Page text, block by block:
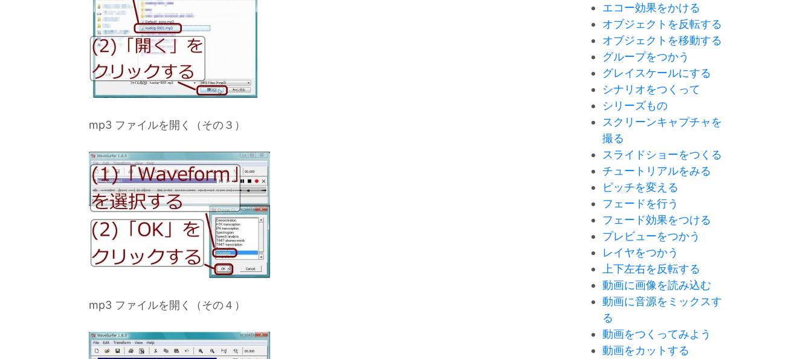
mp3 ファイルを開く（その３）
mp3 ファイルを開く（その４）
エコー効果をかける
オブジェクトを反転する
オブジェクトを移動する
グループをつかう
グレイスケールにする
シナリオをつくって
シリーズもの
スクリーンキャプチャを
撮る
スライドショーをつくる
チュートリアルをみる
ピッチを変える
フェードを行う
フェード効果をつける
プレビューをつかう
レイヤをつかう
上下左右を反転する
動画に画像を読み込む
動画に音源をミックスす
る
動画をつくってみよう
動画をカットする